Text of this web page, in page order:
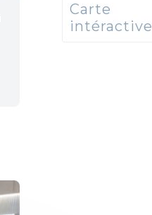
Carte
intéractive